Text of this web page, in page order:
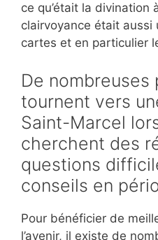
ce qu’était la divination
clairvoyance était
cartes et en particulier
De nombreuses
tournent vers
Saint-Marcel
cherchent des
questions
conseils en
Pour bénéficier de
l’avenir, il existe de